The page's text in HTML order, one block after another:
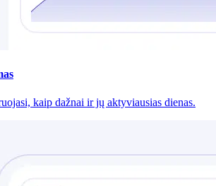
kaip dažnai ir jų aktyviausias dienas.